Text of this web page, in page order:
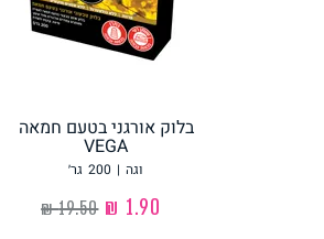
איטלקי
בלוק אורגני בטעם חמאה
VEGA
200 גר׳ | וגה
‏19.50 ₪